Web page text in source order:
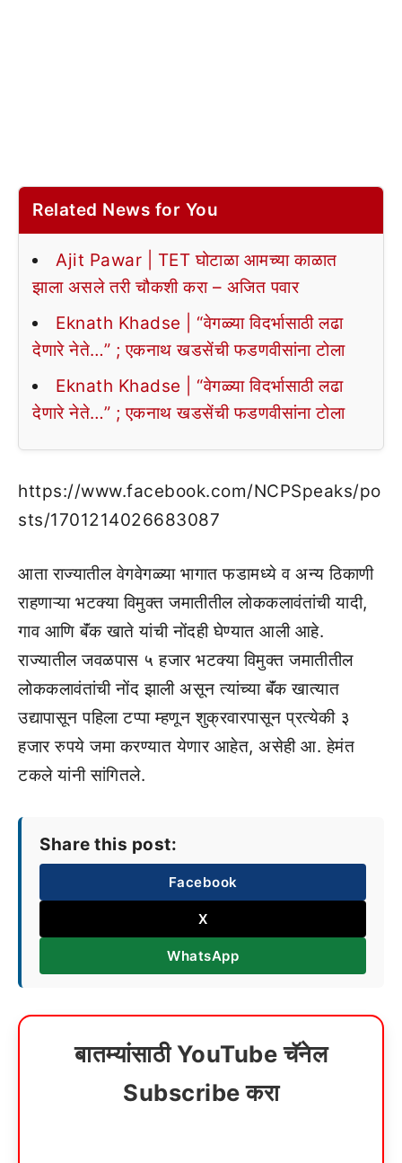
Related News for You
Ajit Pawar | TET घोटाळा आमच्या काळात
झाला असले तरी चौकशी करा – अजित पवार
Eknath Khadse | “वेगळ्या विदर्भासाठी लढा
देणारे नेते…” ; एकनाथ खडसेंची फडणवीसांना टोला
Eknath Khadse | “वेगळ्या विदर्भासाठी लढा
देणारे नेते…” ; एकनाथ खडसेंची फडणवीसांना टोला
https://www.facebook.com/NCPSpeaks/po
sts/1701214026683087
आता राज्यातील वेगवेगळ्या भागात फडामध्ये व अन्य ठिकाणी
राहणाऱ्या भटक्या विमुक्त जमातीतील लोककलावंतांची यादी,
गाव आणि बॅंक खाते यांची नोंदही घेण्यात आली आहे.
राज्यातील जवळपास ५ हजार भटक्या विमुक्त जमातीतील
लोककलावंतांची नोंद झाली असून त्यांच्या बॅंक खात्यात
उद्यापासून पहिला टप्पा म्हणून शुक्रवारपासून प्रत्येकी ३
हजार रुपये जमा करण्यात येणार आहेत, असेही आ. हेमंत
टकले यांनी सांगितले.
Share this post:
Facebook
X
WhatsApp
बातम्यांसाठी YouTube चॅनेल
Subscribe करा